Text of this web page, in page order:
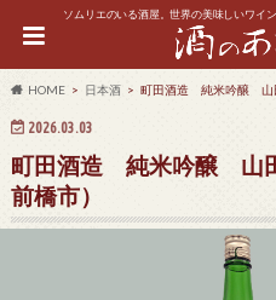
ソムリエのいる酒屋。世界の美味しいワイ
HOME 日本酒 町田酒造 純米吟醸 山
2026.03.03
町田酒造 純米吟醸 山
前橋市）